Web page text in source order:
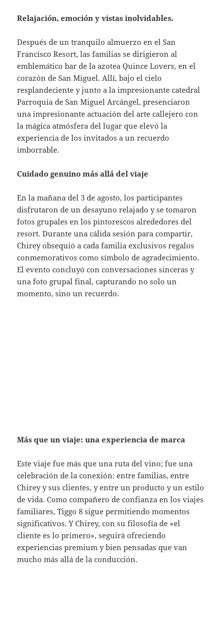
Relajación, emoción y vistas inolvidables.
Después de un tranquilo almuerzo en el San
Francisco Resort, las familias se dirigieron al
emblemático bar de la azotea Quince Lovers, en el
corazón de San Miguel. Allí, bajo el cielo
resplandeciente y junto a la impresionante catedral
Parroquia de San Miguel Arcángel, presenciaron
una impresionante actuación del arte callejero con
la mágica atmósfera del lugar que elevó la
experiencia de los invitados a un recuerdo
imborrable.
Cuidado genuino más allá del viaje
En la mañana del 3 de agosto, los participantes
disfrutaron de un desayuno relajado y se tomaron
fotos grupales en los pintorescos alrededores del
resort. Durante una cálida sesión para compartir,
Chirey obsequió a cada familia exclusivos regalos
conmemorativos como símbolo de agradecimiento.
El evento concluyó con conversaciones sinceras y
una foto grupal final, capturando no solo un
momento, sino un recuerdo.
Más que un viaje: una experiencia de marca
Este viaje fue más que una ruta del vino; fue una
celebración de la conexión: entre familias, entre
Chirey y sus clientes, y entre un producto y un estilo
de vida. Como compañero de confianza en los viajes
familiares, Tiggo 8 sigue permitiendo momentos
significativos. Y Chirey, con su filosofía de «el
cliente es lo primero», seguirá ofreciendo
experiencias premium y bien pensadas que van
mucho más allá de la conducción.